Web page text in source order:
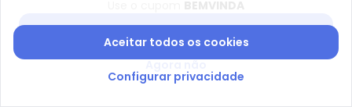
Aceitar todos os cookies
Configurar privacidade